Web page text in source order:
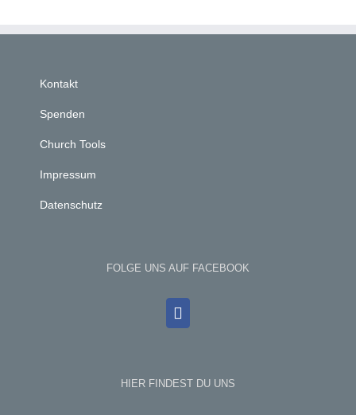
Kontakt
Spenden
Church Tools
Impressum
Datenschutz
FOLGE UNS AUF FACEBOOK
HIER FINDEST DU UNS